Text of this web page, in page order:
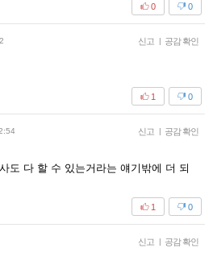
0
0
신고 | 공감 확인
0
1
신고 | 공감 확인
도 다 할 수 있는거라는 얘기밖에 더 되
0
1
신고 | 공감 확인